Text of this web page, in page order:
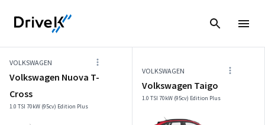
VOLKSWAGEN
Volkswagen Nuova T-
Cross
1.0 TSI 70kW (95cv) Edition Plus
VOLKSWAGEN
Volkswagen Taigo
1.0 TSI 70kW (95cv) Edition Plus